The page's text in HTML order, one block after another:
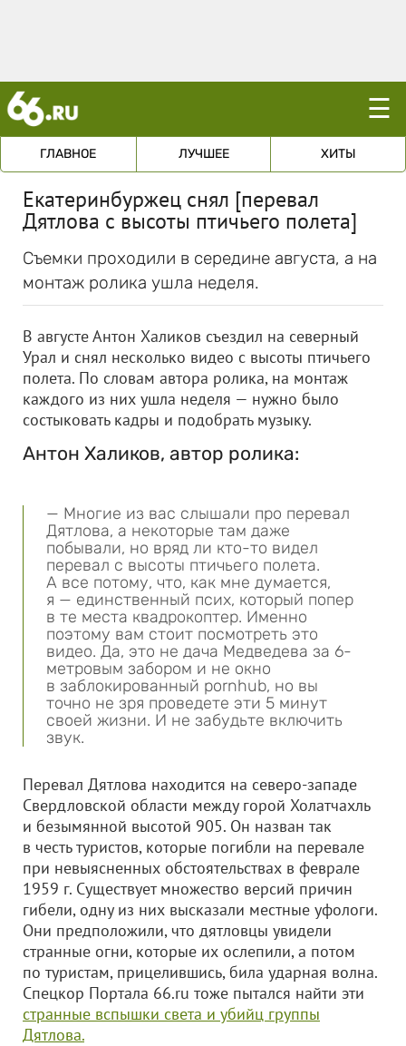
☰
ГЛАВНОЕ ЛУЧШЕЕ ХИТЫ
Екатеринбуржец снял [перевал
Дятлова с высоты птичьего полета]
Съемки проходили в середине августа, а на
монтаж ролика ушла неделя.
В августе Антон Халиков съездил на северный
Урал и снял несколько видео с высоты птичьего
полета. По словам автора ролика, на монтаж
каждого из них ушла неделя — нужно было
состыковать кадры и подобрать музыку.
Антон Халиков, автор ролика:
— Многие из вас слышали про перевал
Дятлова, а некоторые там даже
побывали, но вряд ли кто-то видел
перевал с высоты птичьего полета.
А все потому, что, как мне думается,
я — единственный псих, который попер
в те места квадрокоптер. Именно
поэтому вам стоит посмотреть это
видео. Да, это не дача Медведева за 6-
метровым забором и не окно
в заблокированный pornhub, но вы
точно не зря проведете эти 5 минут
своей жизни. И не забудьте включить
звук.
Перевал Дятлова находится на северо-западе
Свердловской области между горой Холатчахль
и безымянной высотой 905. Он назван так
в честь туристов, которые погибли на перевале
при невыясненных обстоятельствах в феврале
1959 г. Существует множество версий причин
гибели, одну из них высказали местные уфологи.
Они предположили, что дятловцы увидели
странные огни, которые их ослепили, а потом
по туристам, прицелившись, била ударная волна.
Спецкор Портала 66.ru тоже пытался найти эти
странные вспышки света и убийц группы
Дятлова.